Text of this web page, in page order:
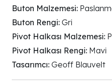
Buton Malzemesi:
Buton Rengi: Gri
Pivot Halkası Malzemesi:
Pivot Halkası Rengi: Mavi
Tasarımcı: Geoff Blauvelt